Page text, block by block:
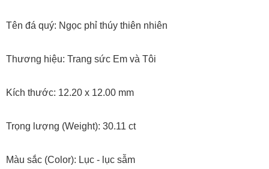
Tên đá quý: Ngọc phỉ thúy thiên nhiên
Thương hiệu: Trang sức Em và Tôi
Kích thước: 12.20 x 12.00 mm
Trọng lượng (Weight): 30.11 ct
Màu sắc (Color): Lục - lục sẫm